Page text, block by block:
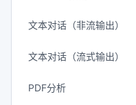
文本对话（非流输出）
文本对话（流式输出）
PDF分析